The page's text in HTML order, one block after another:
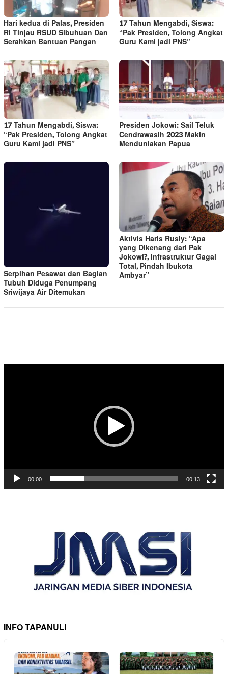
Hari kedua di Palas, Presiden
RI Tinjau RSUD Sibuhuan Dan
Serahkan Bantuan Pangan
17 Tahun Mengabdi, Siswa:
“Pak Presiden, Tolong Angkat
Guru Kami jadi PNS”
17 Tahun Mengabdi, Siswa:
“Pak Presiden, Tolong Angkat
Guru Kami jadi PNS”
Presiden Jokowi: Sail Teluk
Cendrawasih 2023 Makin
Menduniakan Papua
Serpihan Pesawat dan Bagian
Tubuh Diduga Penumpang
Sriwijaya Air Ditemukan
Aktivis Haris Rusly: “Apa
yang Dikenang dari Pak
Jokowi?, Infrastruktur Gagal
Total, Pindah Ibukota
Ambyar”
00:00 00:13
INFO TAPANULI